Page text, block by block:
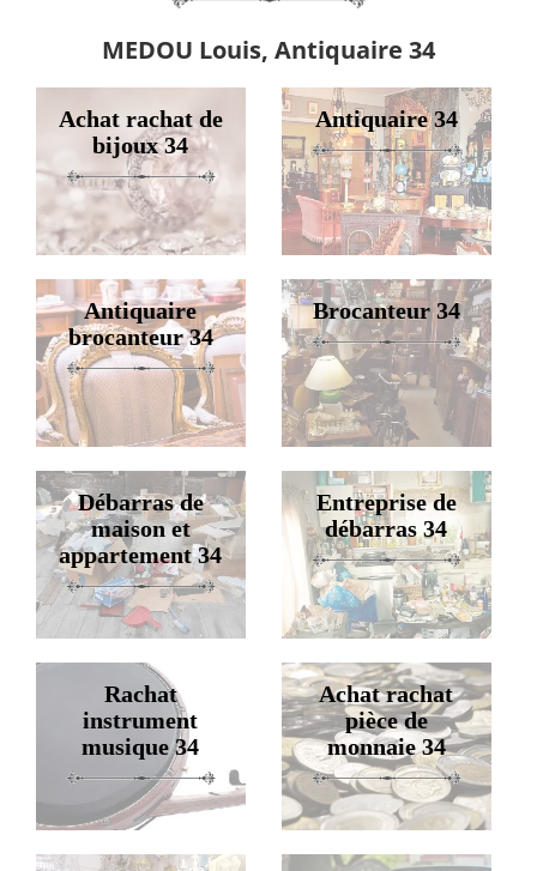
MEDOU Louis, Antiquaire 34
Achat rachat de
bijoux 34
Antiquaire 34
Antiquaire
brocanteur 34
Brocanteur 34
Débarras de
maison et
appartement 34
Entreprise de
débarras 34
Rachat
instrument
musique 34
Achat rachat
pièce de
monnaie 34